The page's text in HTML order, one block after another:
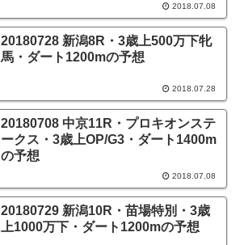
2018.07.08
20180728 新潟8R・3歳上500万下牝
馬・ダート1200mの予想
2018.07.28
20180708 中京11R・プロキオンステ
ークス・3歳上OP/G3・ダート1400m
の予想
2018.07.08
20180729 新潟10R・苗場特別・3歳
上1000万下・ダート1200mの予想